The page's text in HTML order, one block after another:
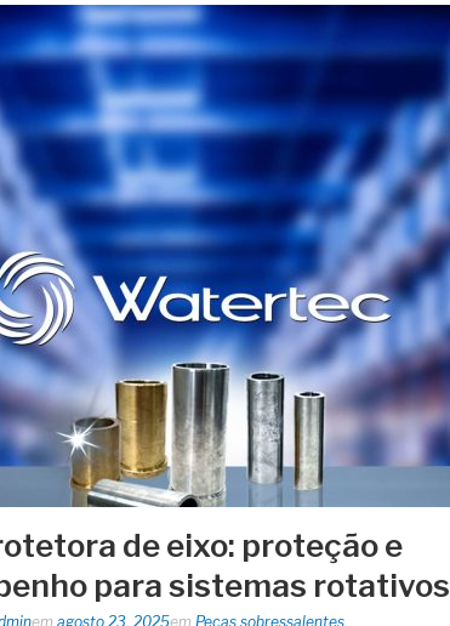
de eixo: proteção e
para sistemas rotativos
em agosto 23, 2025em Peças sobressalentes